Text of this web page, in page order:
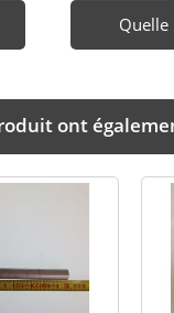
Quelle
ont